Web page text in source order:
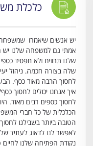
כלכלת
יש אנשים שיאמרו
אמתי גם למשפחה שלנו יש
שלנו תרוויח ולא תפסיד
שלה בצורה חכמה. ניהול
לחסוך הרבה מאוד כסף.
איך אנחנו יכולים לחסוך
לחסוך כספים רבים מאוד.
הכלכלית של כל חברי
הטובה ביותר בשבילנו
לאפשר לנו לדאוג לעתיד
נקודת הפתיחה שלנו לחיים